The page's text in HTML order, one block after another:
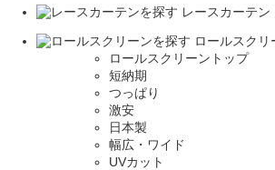
レースカーテン
ロールスクリ
ロールスクリーントップ
短納期
つっぱり
激安
日本製
幅広・ワイド
UVカット